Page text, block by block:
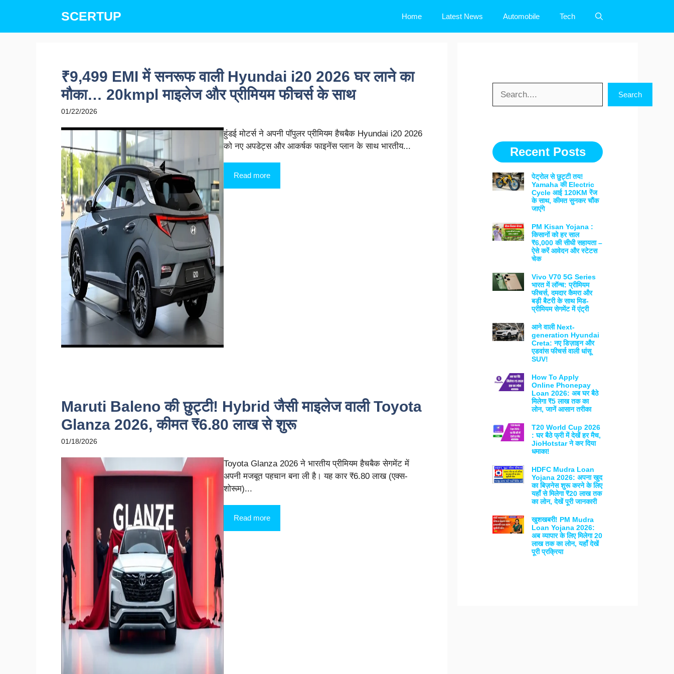
content
SCERTUP Home Latest News Automobile Tech
₹9,499 EMI में सनरूफ वाली Hyundai i20 2026 घर लाने का
मौका… 20kmpl माइलेज और प्रीमियम फीचर्स के साथ
01/22/2026
हुंडई मोटर्स ने अपनी पॉपुलर प्रीमियम हैचबैक Hyundai i20 2026
को नए अपडेट्स और आकर्षक फाइनेंस प्लान के साथ भारतीय...
Read more
Maruti Baleno की छुट्टी! Hybrid जैसी माइलेज वाली Toyota
Glanza 2026, कीमत ₹6.80 लाख से शुरू
01/18/2026
Toyota Glanza 2026 ने भारतीय प्रीमियम हैचबैक सेगमेंट में
अपनी मजबूत पहचान बना ली है। यह कार ₹6.80 लाख (एक्स-
शोरूम)...
Read more
Search
Recent Posts
पेट्रोल से छुट्टी तय!
Yamaha की Electric
Cycle आई 120KM रेंज
के साथ, कीमत सुनकर चौंक
जाएंगे
PM Kisan Yojana :
किसानों को हर साल
₹6,000 की सीधी सहायता –
ऐसे करें आवेदन और स्टेटस
चेक
Vivo V70 5G Series
भारत में लॉन्च: प्रीमियम
फीचर्स, दमदार कैमरा और
बड़ी बैटरी के साथ मिड-
प्रीमियम सेगमेंट में एंट्री
आने वाली Next-
generation Hyundai
Creta: नए डिज़ाइन और
एडवांस फीचर्स वाली धांसू
SUV!
How To Apply
Online Phonepay
Loan 2026: अब घर बैठे
मिलेगा ₹5 लाख तक का
लोन, जानें आसान तरीका
T20 World Cup 2026
: घर बैठे फ्री में देखें हर मैच,
JioHotstar ने कर दिया
धमाका!
HDFC Mudra Loan
Yojana 2026: अपना खुद
का बिज़नेस शुरू करने के लिए
यहाँ से मिलेगा ₹20 लाख तक
का लोन, देखें पूरी जानकारी
खुशखबरी! PM Mudra
Loan Yojana 2026:
अब व्यापार के लिए मिलेगा 20
लाख तक का लोन, यहाँ देखें
पूरी प्रक्रिया